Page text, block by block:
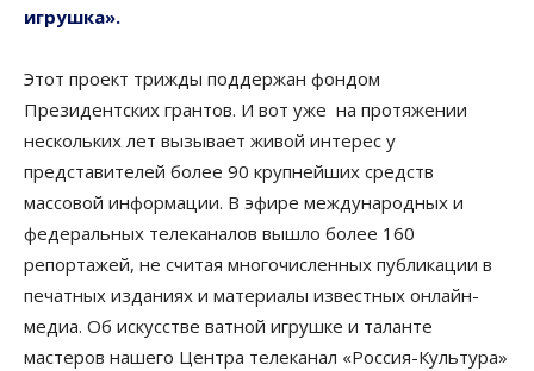
игрушка».
Этот проект трижды поддержан фондом
Президентских грантов. И вот уже на протяжении
нескольких лет вызывает живой интерес у
представителей более 90 крупнейших средств
массовой информации. В эфире международных и
федеральных телеканалов вышло более 160
репортажей, не считая многочисленных публикации в
печатных изданиях и материалы известных онлайн-
медиа. Об искусстве ватной игрушке и таланте
мастеров нашего Центра телеканал «Россия-Культура»